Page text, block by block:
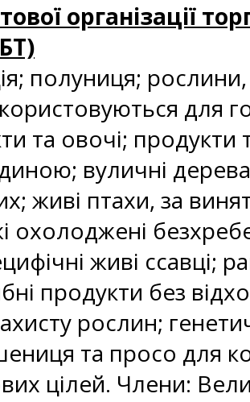
організації
полуниця;
для
та овочі; продукти
вуличні
живі птахи, за
охолоджені
живі ссавці;
продукти без
рослин;
та просо для
цілей. Члени: